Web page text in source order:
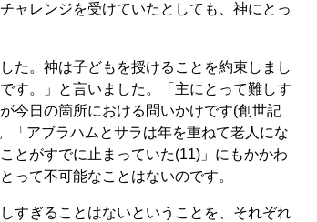
ャレンジを受けていたとしても、神にとっ
た。神は子どもを授けることを約束しまし
す。」と言いました。「主にとって難しす
今日の箇所における問いかけです(創世記
「アブラハムとサラは年を重ねて老人にな
とがすでに止まっていた(11)」にもかかわ
って不可能なことはないのです。
すぎることはないということを、それぞれ